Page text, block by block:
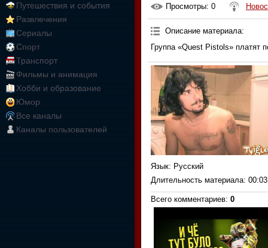
Путешествия и события
Развлечения
Сериалы
Спорт
Транспорт
Фильмы и анимация
Хобби и образование
Юмор
Все каналы
Каналы пользователей
Просмотры: 0
Описание материала:
Группа «Quest Pistols» платят
Язык: Русский
Длительность материала:
Всего комментариев: 0